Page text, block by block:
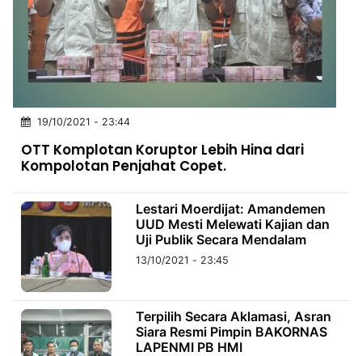
INDONESIA
Partner
Insight
NTB
Suara
Time
Lens
IDN
Daily
Jogja
Jalan
Rakyat
Idealita
News
Kita
Notice
Dinamikapost.com
Radar
Baru
Seedbacklink
Follow
19/10/2021 - 23:44
OTT Komplotan Koruptor Lebih Hina dari
Kompolotan Penjahat Copet.
Lestari Moerdijat: Amandemen
UUD Mesti Melewati Kajian dan
Uji Publik Secara Mendalam
13/10/2021 - 23:45
Terpilih Secara Aklamasi, Asran
Siara Resmi Pimpin BAKORNAS
LAPENMI PB HMI